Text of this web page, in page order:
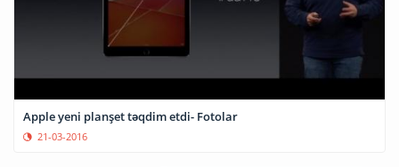
Apple yeni planşet təqdim etdi- Fotolar
21-03-2016